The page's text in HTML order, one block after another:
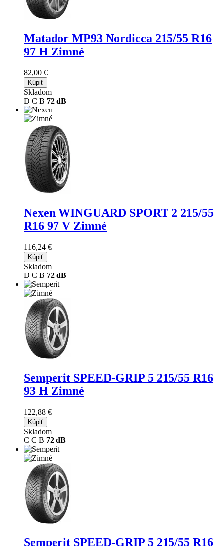
Matador MP93 Nordicca 215/55 R16
97 H Zimné
82,00 €
Kúpiť
Skladom
D C B 72 dB
Nexen WINGUARD SPORT 2 215/55
R16 97 V Zimné
116,24 €
Kúpiť
Skladom
D C B 72 dB
Semperit SPEED-GRIP 5 215/55 R16
93 H Zimné
122,88 €
Kúpiť
Skladom
C C B 72 dB
Semperit SPEED-GRIP 5 215/55 R16